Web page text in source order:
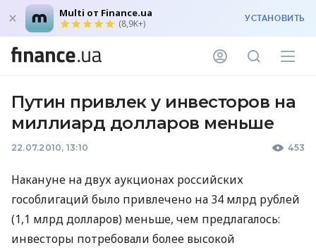
Multi от Finance.ua
(8,9K+) УСТАНОВИТЬ
Путин привлек у инвесторов на
миллиард долларов меньше
22.07.2010, 13:10 453
Накануне на двух аукционах российских
гособлигаций было привлечено на 34 млрд рублей
(1,1 млрд долларов) меньше, чем предлагалось:
инвесторы потребовали более высокой